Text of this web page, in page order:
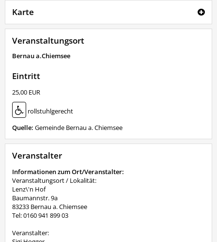
Karte
Veranstaltungsort
Bernau a.Chiemsee
Eintritt
25,00 EUR
rollstuhlgerecht
Quelle: Gemeinde Bernau a. Chiemsee
Veranstalter
Informationen zum Ort/Veranstalter:
Veranstaltungsort / Lokalität:
Lenz\'n Hof
Baumannstr. 9a
83233 Bernau a. Chiemsee
Tel: 0160 941 899 03
Veranstalter: